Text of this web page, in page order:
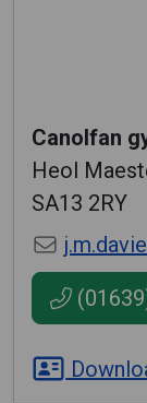
Canolfan
Heol
SA13 2RY